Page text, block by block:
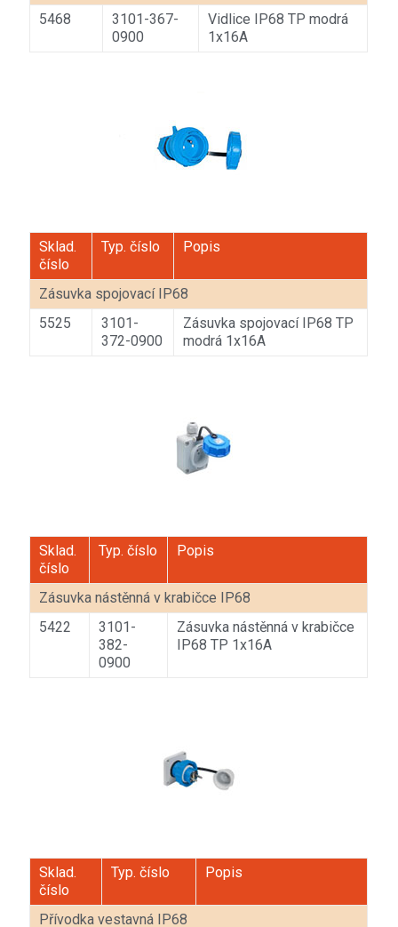
5468
3101-367-
0900
Vidlice IP68 TP modrá
1x16A
Sklad.
číslo
Typ. číslo Popis
Zásuvka spojovací IP68
5525
3101-
372-0900
Zásuvka spojovací IP68 TP
modrá 1x16A
Sklad.
číslo
Typ. číslo Popis
Zásuvka nástěnná v krabičce IP68
5422
3101-
382-
0900
Zásuvka nástěnná v krabičce
IP68 TP 1x16A
Sklad.
číslo
Typ. číslo Popis
Přívodka vestavná IP68